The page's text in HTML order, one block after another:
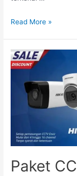
Read More »
Paket